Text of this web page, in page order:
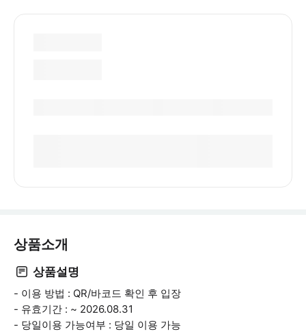
상품소개
상품설명
- 이용 방법 : QR/바코드 확인 후 입장
- 유효기간 : ~ 2026.08.31
- 당일이용 가능여부 : 당일 이용 가능